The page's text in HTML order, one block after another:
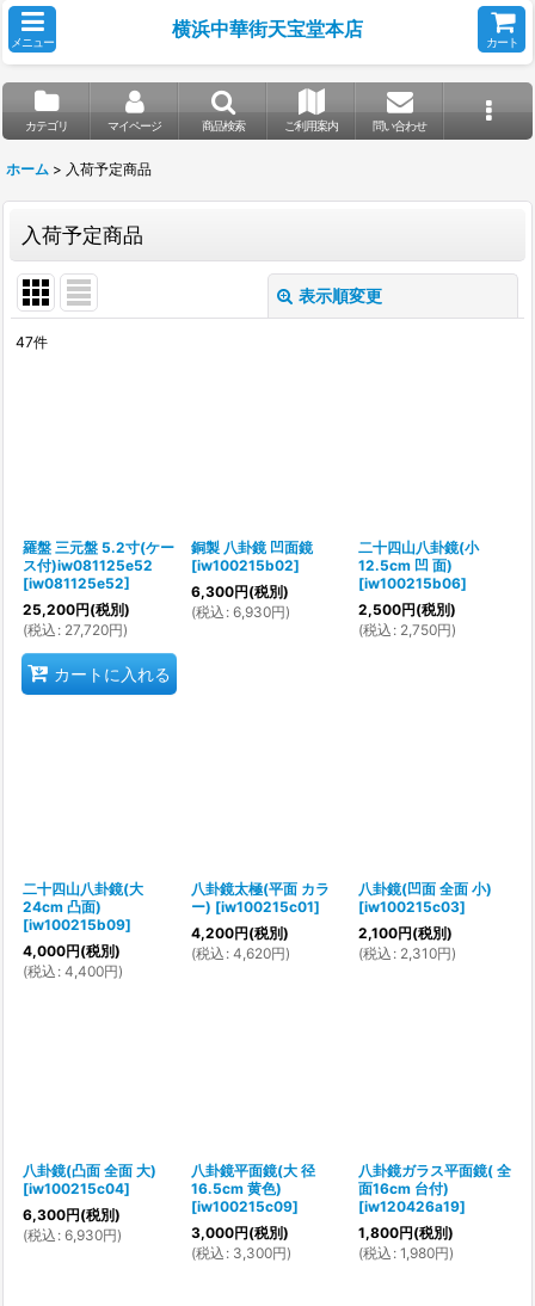
メニュー
横浜中華街天宝堂本店
カート
カテゴリ マイページ 商品検索 ご利用案内 問い合わせ
ホーム > 入荷予定商品
入荷予定商品
表示順変更
47件
羅盤 三元盤 5.2寸(ケー
ス付)iw081125e52
[iw081125e52]
25,200円(税別)
(税込 : 27,720円)
カートに入れる
銅製 八卦鏡 凹面鏡
[iw100215b02]
6,300円(税別)
(税込 : 6,930円)
二十四山八卦鏡(小
12.5cm 凹 面)
[iw100215b06]
2,500円(税別)
(税込 : 2,750円)
二十四山八卦鏡(大
24cm 凸面)
[iw100215b09]
4,000円(税別)
(税込 : 4,400円)
八卦鏡太極(平面 カラ
ー) [iw100215c01]
4,200円(税別)
(税込 : 4,620円)
八卦鏡(凹面 全面 小)
[iw100215c03]
2,100円(税別)
(税込 : 2,310円)
八卦鏡(凸面 全面 大)
[iw100215c04]
6,300円(税別)
(税込 : 6,930円)
八卦鏡平面鏡(大 径
16.5cm 黄色)
[iw100215c09]
3,000円(税別)
(税込 : 3,300円)
八卦鏡ガラス平面鏡( 全
面16cm 台付)
[iw120426a19]
1,800円(税別)
(税込 : 1,980円)